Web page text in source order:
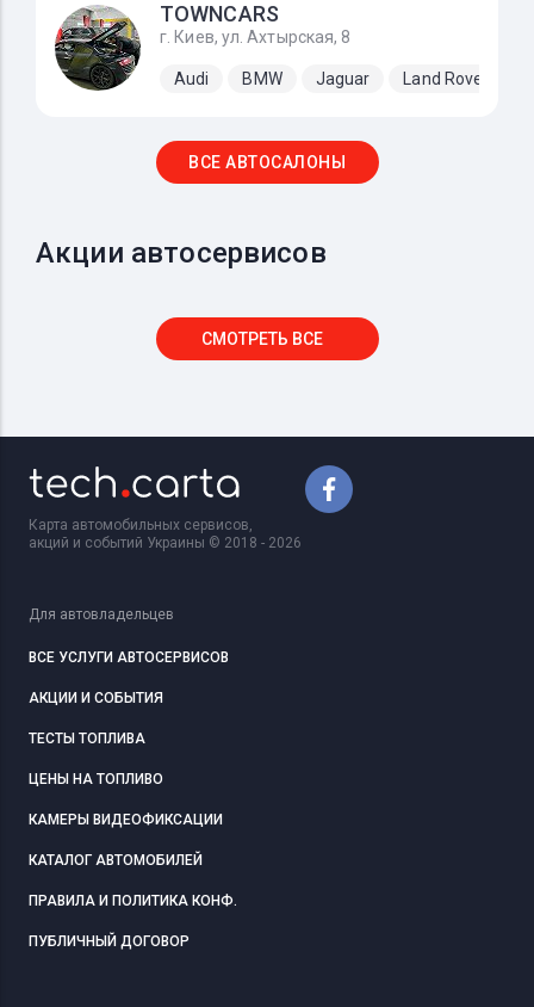
TOWNCARS
г. Киев, ул. Ахтырская, 8
Audi BMW Jaguar Land Rover
ВСЕ АВТОСАЛОНЫ
Акции автосервисов
СМОТРЕТЬ ВСЕ
Карта автомобильных сервисов,
акций и событий Украины © 2018 - 2026
Для автовладельцев
ВСЕ УСЛУГИ АВТОСЕРВИСОВ
АКЦИИ И СОБЫТИЯ
ТЕСТЫ ТОПЛИВА
ЦЕНЫ НА ТОПЛИВО
КАМЕРЫ ВИДЕОФИКСАЦИИ
КАТАЛОГ АВТОМОБИЛЕЙ
ПРАВИЛА И ПОЛИТИКА КОНФ.
ПУБЛИЧНЫЙ ДОГОВОР